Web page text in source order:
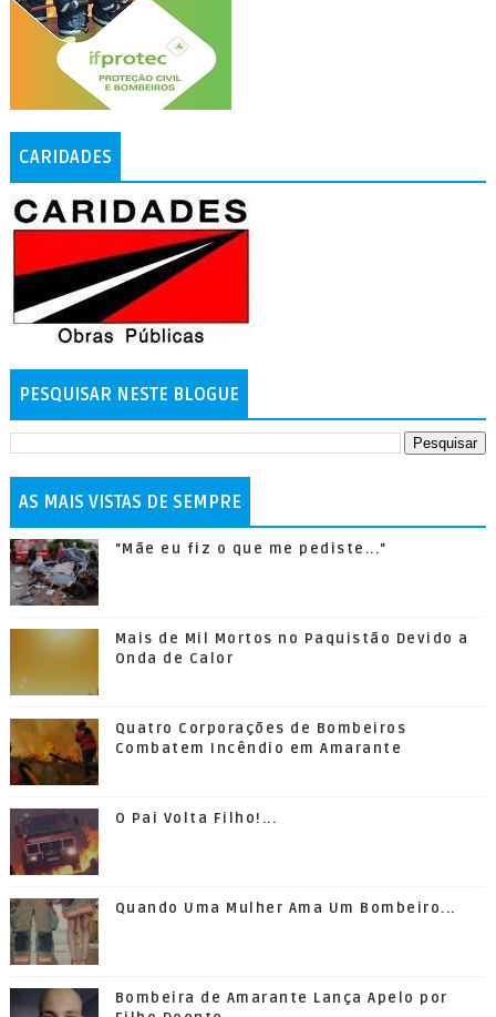
CARIDADES
PESQUISAR NESTE BLOGUE
AS MAIS VISTAS DE SEMPRE
"Mãe eu fiz o que me pediste..."
Mais de Mil Mortos no Paquistão Devido a
Onda de Calor
Quatro Corporações de Bombeiros
Combatem Incêndio em Amarante
O Pai Volta Filho!...
Quando Uma Mulher Ama Um Bombeiro...
Bombeira de Amarante Lança Apelo por